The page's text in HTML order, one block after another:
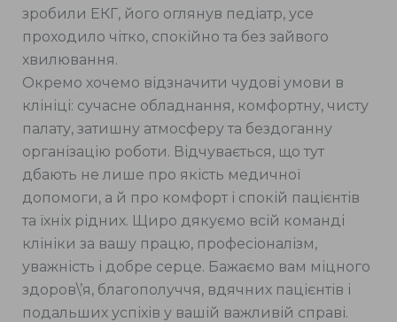
зробили ЕКГ, його оглянув педіатр, усе
проходило чітко, спокійно та без зайвого
хвилювання.
Окремо хочемо відзначити чудові умови в
клініці: сучасне обладнання, комфортну, чисту
палату, затишну атмосферу та бездоганну
організацію роботи. Відчувається, що тут
дбають не лише про якість медичної
допомоги, а й про комфорт і спокій пацієнтів
та їхніх рідних. Щиро дякуємо всій команді
клініки за вашу працю, професіоналізм,
уважність і добре серце. Бажаємо вам міцного
здоров\’я, благополуччя, вдячних пацієнтів і
подальших успіхів у вашій важливій справі.